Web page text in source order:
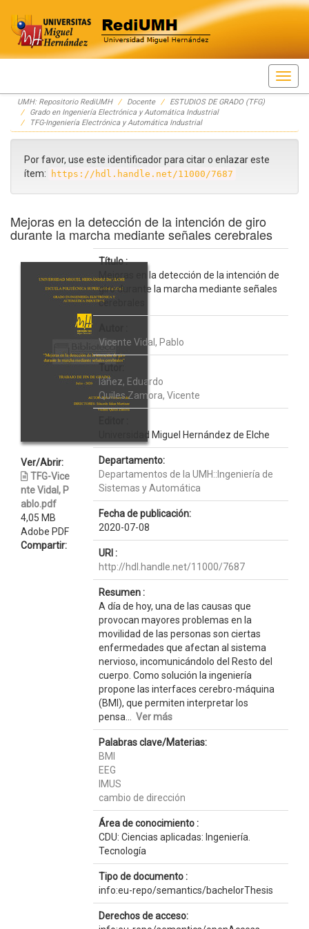
Skip
navigation
UMH: Repositorio RediUMH Docente
ESTUDIOS DE GRADO (TFG)
Grado en Ingeniería Electrónica y Automática Industrial
TFG-Ingeniería Electrónica y Automática Industrial
Por favor, use este identificador para citar o enlazar este
ítem:
https://hdl.handle.net/11000/7687
Mejoras en la detección de la intención de giro
durante la marcha mediante señales cerebrales
Ver/Abrir:
TFG-Vice
nte Vidal, P
ablo.pdf
4,05 MB
Adobe PDF
Compartir:
Título :
Mejoras en la detección de la intención de
giro durante la marcha mediante señales
cerebrales
Vicente Vidal, Pablo
Tutor:
Iáñez, Eduardo
Quiles Zamora, Vicente
Universidad Miguel Hernández de Elche
Departamento:
Departamentos de la UMH::Ingeniería de
Sistemas y Automática
Fecha de publicación:
2020-07-08
URI :
http://hdl.handle.net/11000/7687
Resumen :
A día de hoy, una de las causas que
provocan mayores problemas en la
movilidad de las personas son ciertas
enfermedades que afectan al sistema
nervioso, incomunicándolo del Resto del
cuerpo. Como solución la ingeniería
propone las interfaces cerebro-máquina
(BMI), que permiten interpretar los
pensa... Ver más
Palabras clave/Materias:
BMI
EEG
IMUS
cambio de dirección
Área de conocimiento :
CDU: Ciencias aplicadas: Ingeniería.
Tecnología
Tipo de documento :
info:eu-repo/semantics/bachelorThesis
Derechos de acceso: